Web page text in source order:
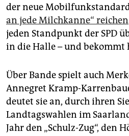
der neue
an jede Milchkanne“ reichen
jeden Standpunkt der SPD
in die Halle – und bekommt
Über Bande spielt auch
Annegret Kramp-
deutet sie an, durch ihren
Landtagswahlen im
Jahr den „Schulz-Zug“, den